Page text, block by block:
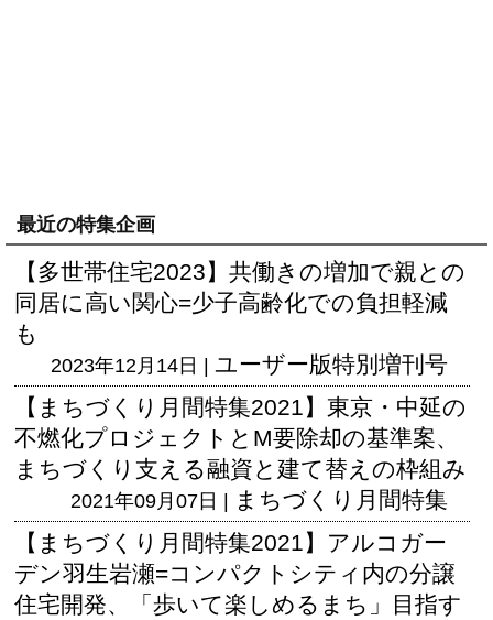
最近の特集企画
【多世帯住宅2023】共働きの増加で親との
同居に高い関心=少子高齢化での負担軽減
も
2023年12月14日 | ユーザー版特別増刊号
【まちづくり月間特集2021】東京・中延の
不燃化プロジェクトとM要除却の基準案、
まちづくり支える融資と建て替えの枠組み
2021年09月07日 | まちづくり月間特集
【まちづくり月間特集2021】アルコガー
デン羽生岩瀬=コンパクトシティ内の分譲
住宅開発、「歩いて楽しめるまち」目指す